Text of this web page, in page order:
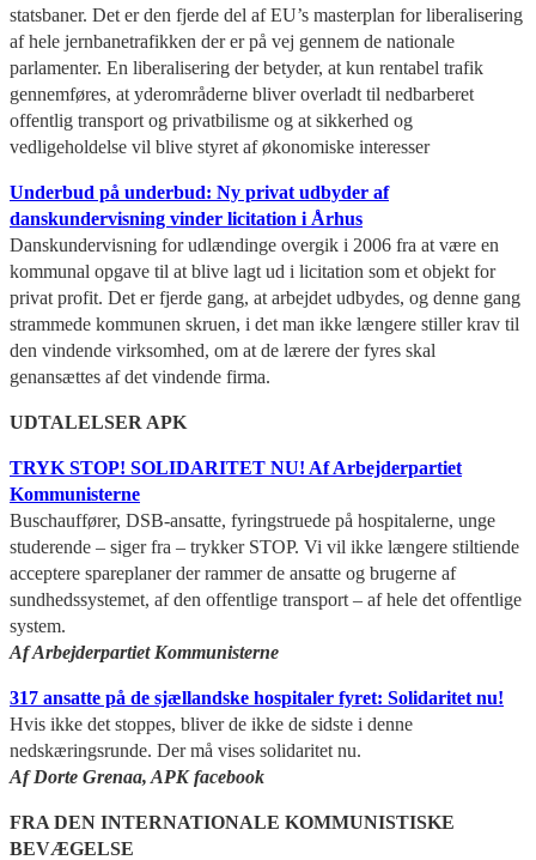
statsbaner. Det er den fjerde del af EU’s masterplan for liberalisering
af hele jernbanetrafikken der er på vej gennem de nationale
parlamenter. En liberalisering der betyder, at kun rentabel trafik
gennemføres, at yderområderne bliver overladt til nedbarberet
offentlig transport og privatbilisme og at sikkerhed og
vedligeholdelse vil blive styret af økonomiske interesser
Underbud på underbud: Ny privat udbyder af
danskundervisning vinder licitation i Århus
Danskundervisning for udlændinge overgik i 2006 fra at være en
kommunal opgave til at blive lagt ud i licitation som et objekt for
privat profit. Det er fjerde gang, at arbejdet udbydes, og denne gang
strammede kommunen skruen, i det man ikke længere stiller krav til
den vindende virksomhed, om at de lærere der fyres skal
genansættes af det vindende firma.
UDTALELSER APK
TRYK STOP! SOLIDARITET NU! Af Arbejderpartiet
Kommunisterne
Buschauffører, DSB-ansatte, fyringstruede på hospitalerne, unge
studerende – siger fra – trykker STOP. Vi vil ikke længere stiltiende
acceptere spareplaner der rammer de ansatte og brugerne af
sundhedssystemet, af den offentlige transport – af hele det offentlige
system.
Af Arbejderpartiet Kommunisterne
317 ansatte på de sjællandske hospitaler fyret: Solidaritet nu!
Hvis ikke det stoppes, bliver de ikke de sidste i denne
nedskæringsrunde. Der må vises solidaritet nu.
Af Dorte Grenaa, APK facebook
FRA DEN INTERNATIONALE KOMMUNISTISKE
BEVÆGELSE